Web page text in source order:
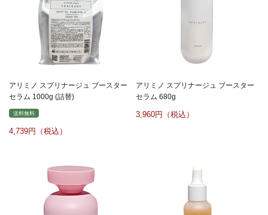
アリミノ スプリナージュ ブースター
セラム 1000g (詰替)
送料無料
4,739
アリミノ スプリナージュ ブースター
セラム 680g
3,960